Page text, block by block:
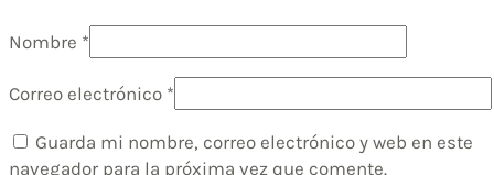
Nombre *
Correo electrónico *
Guarda mi nombre, correo electrónico y web en este
navegador para la próxima vez que comente.